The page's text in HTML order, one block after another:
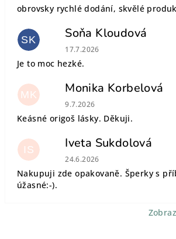
obrovsky rychlé dodání, skvělé
SK Soňa Kloudová
Hodnocení obchodu je 5 z
17.7.2026
Je to moc hezké.
MK Monika Korbelová
Hodnocení obchodu je 5 z
9.7.2026
Keásné origoš lásky. Děkuji.
IS Iveta Sukdolová
Hodnocení obchodu je 5 z
24.6.2026
Nakupuji zde opakovaně. Šperky s
úžasné:-).